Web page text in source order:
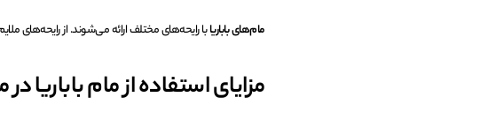
مام‌های باباریابا رایحه‌های مختلف ارائه می‌شوند. از رایحه‌های
مزایای استفاده از مام باباریا